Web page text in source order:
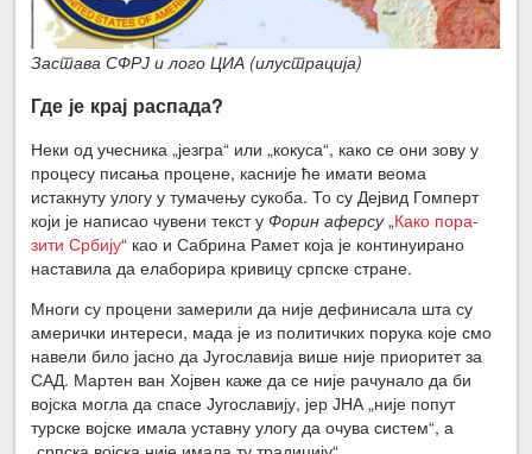
Застава СФРЈ и лого ЦИА (илустрација)
Где је крај распада?
Неки од учесника „језгра“ или „кокуса“, како се они зову у
процесу писања процене, касније ће имати веома
истакнуту улогу у тумачењу сукоба. То су Дејвид Гомперт
који је написао чувени текст уФорин аферсу„Како пора­
зити Србију“ као и Сабрина Рамет која је континуирано
наставила да елаборира кривицу српске стране.
Многи су процени замерили да није дефинисала шта су
амерички интереси, мада је из политичких порука које смо
навели било јасно да Југославија више није приоритет за
САД. Мартен ван Хојвен каже да се није рачунало да би
војска могла да спасе Југославију, јер ЈНА „није попут
турске војске имала уставну улогу да очува систем“, а